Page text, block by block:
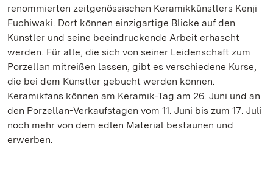
renommierten zeitgenössischen Keramikkünstlers Kenji
Fuchiwaki. Dort können einzigartige Blicke auf den
Künstler und seine beeindruckende Arbeit erhascht
werden. Für alle, die sich von seiner Leidenschaft zum
Porzellan mitreißen lassen, gibt es verschiedene Kurse,
die bei dem Künstler gebucht werden können.
Keramikfans können am Keramik-Tag am 26. Juni und an
den Porzellan-Verkaufstagen vom 11. Juni bis zum 17. Juli
noch mehr von dem edlen Material bestaunen und
erwerben.